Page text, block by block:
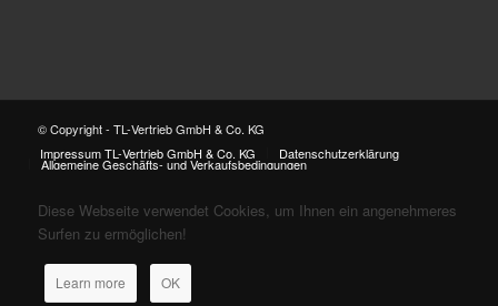
© Copyright - TL-Vertrieb GmbH & Co. KG
Impressum TL-Vertrieb GmbH & Co. KG
Datenschutzerklärung
Allgemeine Geschäfts- und Verkaufsbedingungen
Diese Webseite verwendet Cookies, um Ihnen ein angenehmeres
Surfen zu ermöglichen!
Learn more OK